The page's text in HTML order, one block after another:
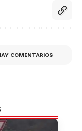
COMENTARIOS